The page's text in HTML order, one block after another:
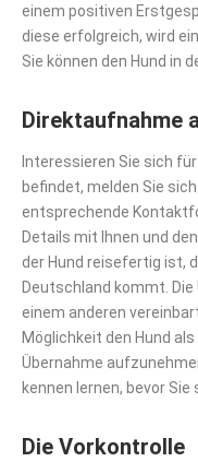
einem positiven
diese erfolgreich, wird
Sie können den Hund in
Direktaufnahme
Interessieren Sie sich
befindet, melden Sie
entsprechende
Details mit Ihnen und
der Hund reisefertig ist,
Deutschland kommt.
einem anderen
Möglichkeit den Hund
Übernahme
kennen lernen, bevor
Die Vorkontrolle